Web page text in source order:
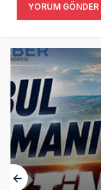
YORUM GÖNDER